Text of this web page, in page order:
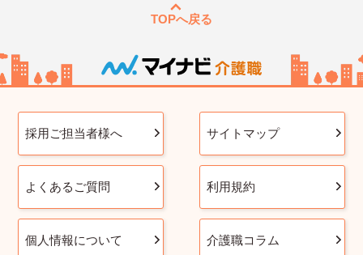
TOPへ戻る
採用ご担当者様へ サイトマップ
よくあるご質問 利用規約
個人情報について 介護職コラム